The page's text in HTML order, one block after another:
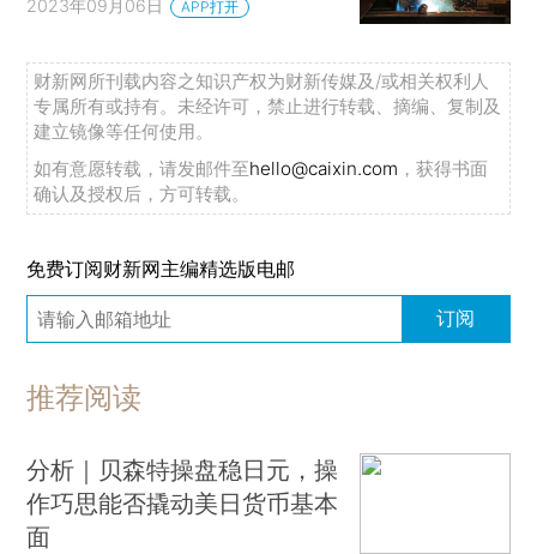
2023年09月06日 APP打开
财新网所刊载内容之知识产权为财新传媒及/或相关权利人
专属所有或持有。未经许可，禁止进行转载、摘编、复制及
建立镜像等任何使用。
如有意愿转载，请发邮件至hello@caixin.com ，获得书面
确认及授权后，方可转载。
免费订阅财新网主编精选版电邮
订阅
推荐阅读
分析｜贝森特操盘稳日元，操
作巧思能否撬动美日货币基本
面